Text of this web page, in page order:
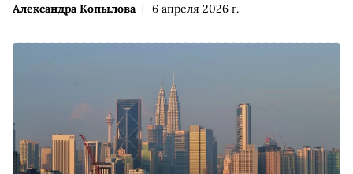
Александра Копылова 6 апреля 2026 г.